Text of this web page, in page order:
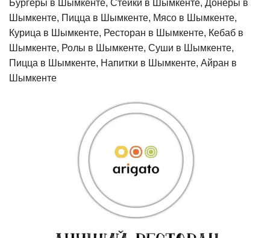
Бургеры в Шымкенте, Стейки в Шымкенте, Донеры в
Шымкенте, Пицца в Шымкенте, Мясо в Шымкенте,
Курица в Шымкенте, Ресторан в Шымкенте, Кебаб в
Шымкенте, Ролы в Шымкенте, Суши в Шымкенте,
Пицца в Шымкенте, Напитки в Шымкенте, Айран в
Шымкенте